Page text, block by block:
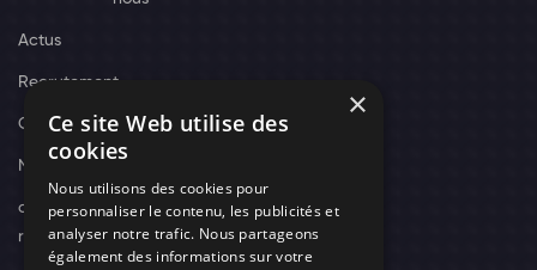
Actus
Recrutement
Contact
Nos techniciens
campagne-
recrutement
×
Ce site Web utilise des
cookies
Nous utilisons des cookies pour
personnaliser le contenu, les publicités et
analyser notre trafic. Nous partageons
également des informations sur votre